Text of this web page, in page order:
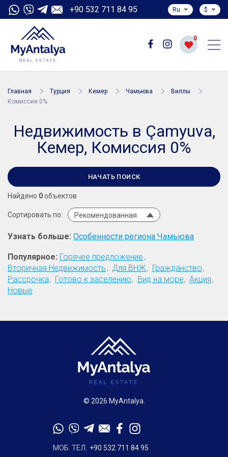
+90 532 711 84 95 Ru $
0
Главная Турция Кемер Чамьюва
Виллы
Комиссия 0%
Недвижимость в Çamyuva,
Кемер, Комиссия 0%
НАЧАТЬ ПОИСК
Найдено 0объектов
Сортировать по: Рекомендованная
Узнать больше: Особенности региона Чамьюва
Популярное: Горячее предложение
Вторичная Недвижимость
Для ВНЖ
Гражданство
Рассрочка
Готово к заселению Вид на море
Акция
Новые
© 2026 MyAntalya.
МОБ. ТЕЛ. +90 532 711 84 95